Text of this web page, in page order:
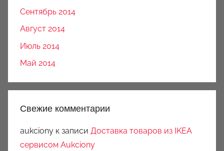
Сентябрь 2014
Август 2014
Июль 2014
Май 2014
Свежие комментарии
aukciony к записи Доставка товаров из IKEA
сервисом Aukciony